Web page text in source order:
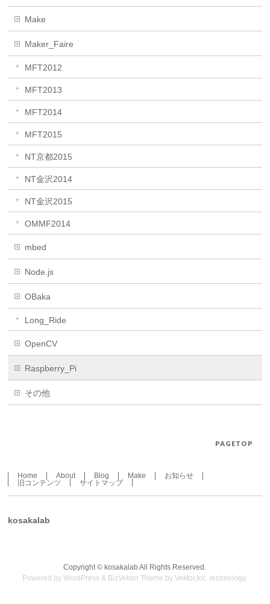
Make
Maker_Faire
MFT2012
MFT2013
MFT2014
MFT2015
NT京都2015
NT金沢2014
NT金沢2015
OMMF2014
mbed
Node.js
OBaka
Long_Ride
OpenCV
Raspberry_Pi
その他
PAGETOP
Home About Blog Make
お知らせ
旧コンテンツ
サイトマップ
kosakalab
Copyright © kosakalab All Rights Reserved.
Powered byWordPress & BizVektor Theme byVektor,Inc. technology.